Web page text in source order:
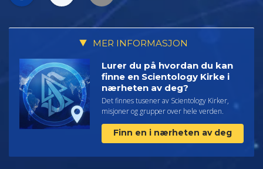
MER INFORMASJON
Lurer du på hvordan du kan
finne en Scientology Kirke i
nærheten av deg?
Det finnes tusener av Scientology Kirker,
misjoner og grupper over hele verden.
Finn en i nærheten av deg